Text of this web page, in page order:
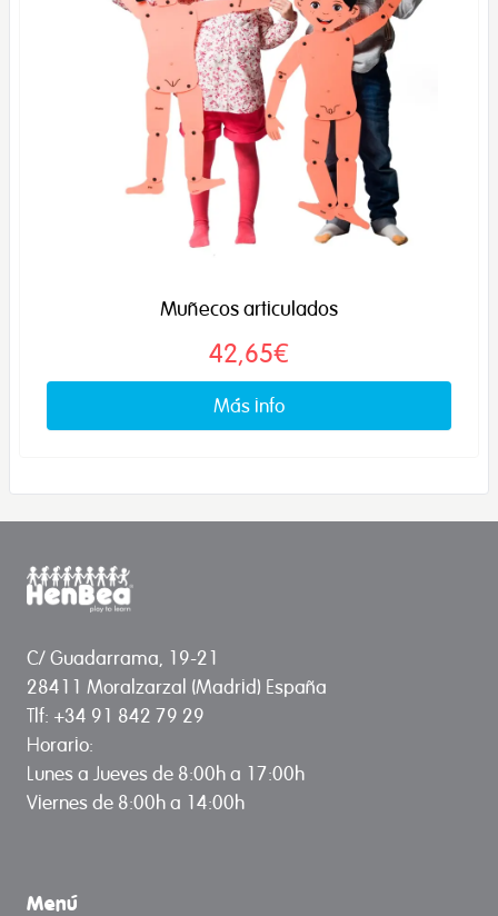
Muñecos articulados
42,65€
Más info
C/ Guadarrama, 19-21
28411 Moralzarzal (Madrid) España
Tlf: +34 91 842 79 29
Horario:
Lunes a Jueves de 8:00h a 17:00h
Viernes de 8:00h a 14:00h
Menú